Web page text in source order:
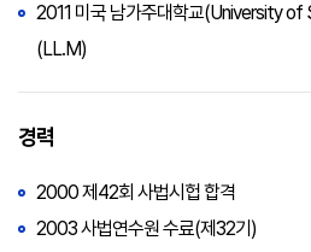
2011 미국 남가주대학교(University
(LL.M)
경력
2000 제42회 사법시헙 합격
2003 사법연수원 수료(제32기)